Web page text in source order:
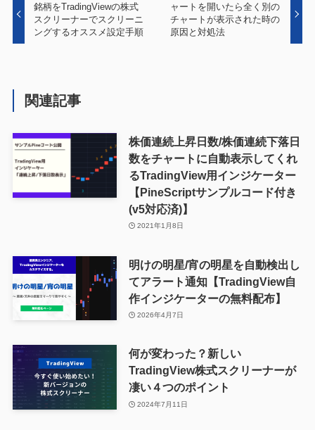
銘柄をTradingViewの株式
スクリーナーでスクリーニ
ングするオススメ設定手順
ャートを開いたら全く別の
チャートが表示された時の
原因と対処法
関連記事
株価連続上昇日数/株価連続下落日
数をチャートに自動表示してくれ
るTradingView用インジケーター
【PineScriptサンプルコード付き
(v5対応済)】
2021年1月8日
明けの明星/宵の明星を自動検出し
てアラート通知【TradingView自
作インジケーターの無料配布】
2026年4月7日
何が変わった？新しい
TradingView株式スクリーナーが
凄い４つのポイント
2024年7月11日